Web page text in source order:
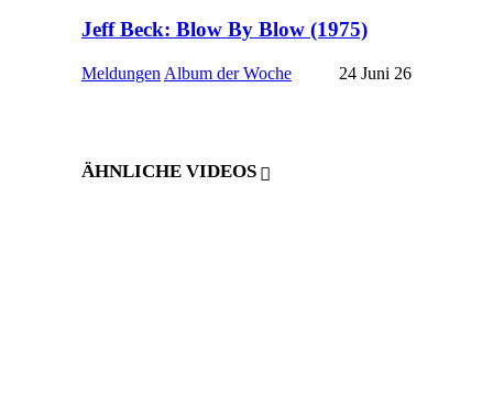
Jeff Beck: Blow By Blow (1975)
Meldungen Album der Woche 24 Juni 26
ÄHNLICHE VIDEOS